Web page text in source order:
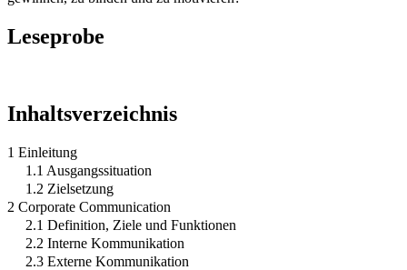
Leseprobe
Inhaltsverzeichnis
1 Einleitung
1.1 Ausgangssituation
1.2 Zielsetzung
2 Corporate Communication
2.1 Definition, Ziele und Funktionen
2.2 Interne Kommunikation
2.3 Externe Kommunikation